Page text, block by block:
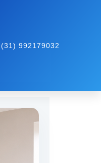
(31) 992179032